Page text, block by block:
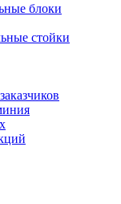
блоки
стойки